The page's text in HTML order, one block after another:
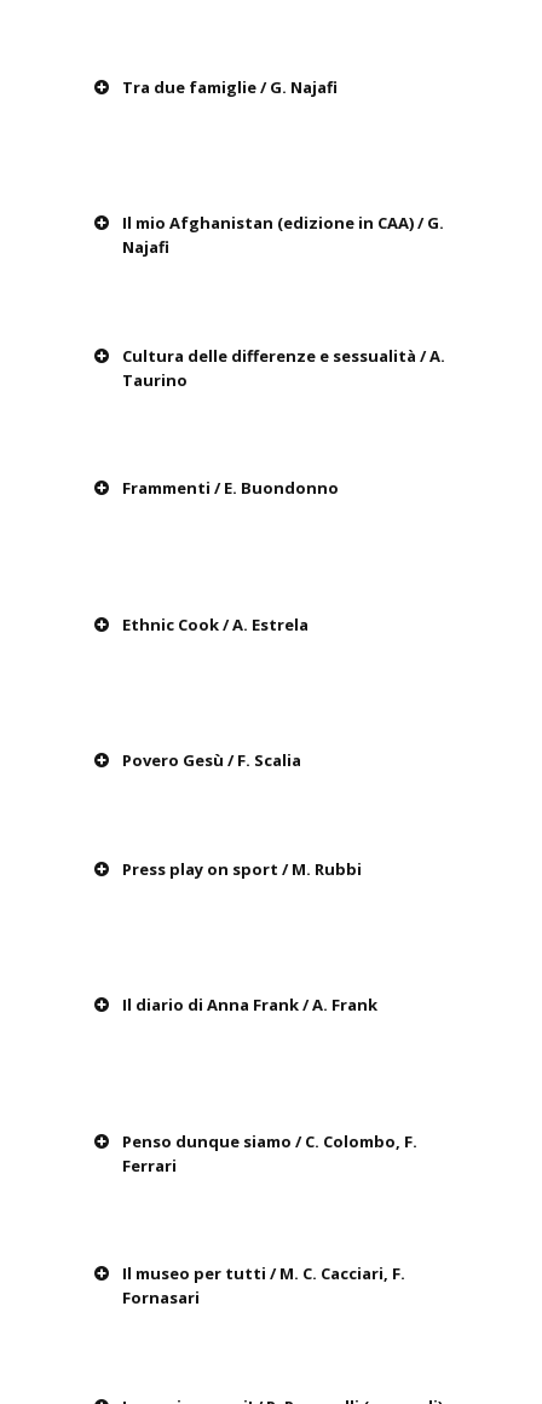
Tra due famiglie / G. Najafi
Il mio Afghanistan (edizione in CAA) / G.
Najafi
Cultura delle differenze e sessualità / A.
Taurino
Frammenti / E. Buondonno
Ethnic Cook / A. Estrela
Povero Gesù / F. Scalia
Press play on sport / M. Rubbi
Il diario di Anna Frank / A. Frank
Penso dunque siamo / C. Colombo, F.
Ferrari
Il museo per tutti / M. C. Cacciari, F.
Fornasari